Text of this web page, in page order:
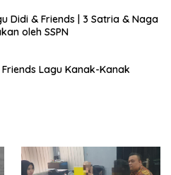
Didi & Friends | 3 Satria & Naga
oleh SSPN
Lagu Kanak-Kanak